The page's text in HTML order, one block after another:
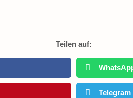
Teilen auf:
Telegram